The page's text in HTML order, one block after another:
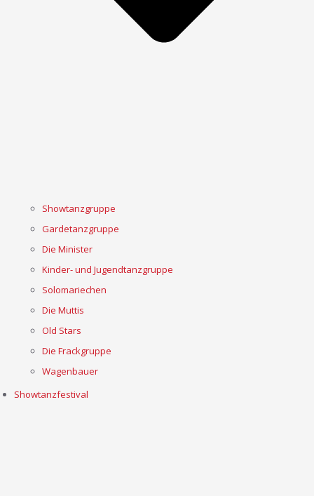
Showtanzgruppe
Gardetanzgruppe
Die Minister
Kinder- und Jugendtanzgruppe
Solomariechen
Die Muttis
Old Stars
Die Frackgruppe
Wagenbauer
Showtanzfestival